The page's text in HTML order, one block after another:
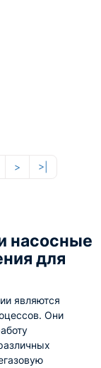
> >|
насосные
для
являются
Они